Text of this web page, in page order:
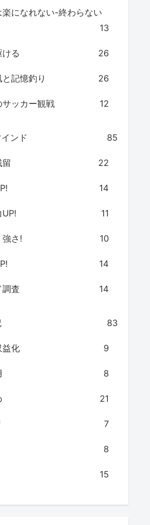
楽になれない-終わらない
13
る 26
記憶釣り 26
サッカー観戦 12
ンド 85
22
14
UP! 11
強さ! 10
14
調査 14
83
益化 9
8
21
7
8
15